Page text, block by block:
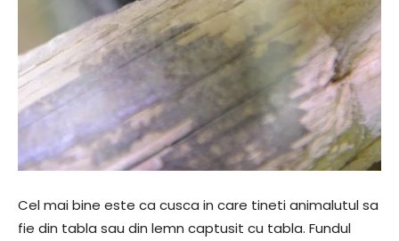
Cel mai bine este ca cusca in care tineti animalutul sa
fie din tabla sau din lemn captusit cu tabla. Fundul